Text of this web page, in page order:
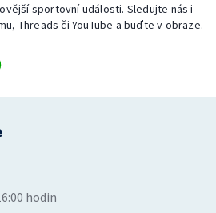
sportovní události. Sledujte nás i
Threads či YouTube a buďte v obraze.
hodin